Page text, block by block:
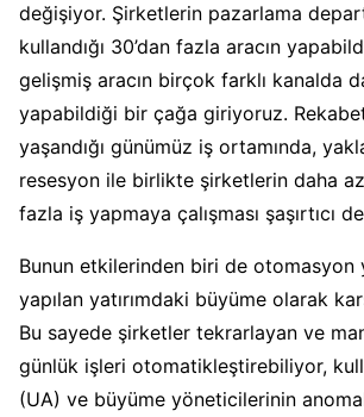
değişiyor. Şirketlerin pazarlama
kullandığı 30’dan fazla aracın
gelişmiş aracın birçok farklı kanalda
yapabildiği bir çağa giriyoruz.
yaşandığı günümüz iş ortamında,
resesyon ile birlikte şirketlerin daha
fazla iş yapmaya çalışması şaşırtıcı
Bunun etkilerinden biri de otomasyon
yapılan yatırımdaki büyüme olarak
Bu sayede şirketler tekrarlayan ve
günlük işleri otomatikleştirebiliyor,
(UA) ve büyüme yöneticilerinin